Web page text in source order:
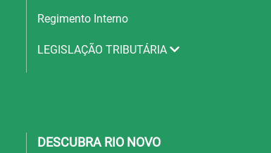
Regimento Interno
LEGISLAÇÃO TRIBUTÁRIA
DESCUBRA RIO NOVO